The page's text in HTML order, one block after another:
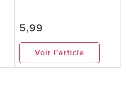
5,99
Voir l’article